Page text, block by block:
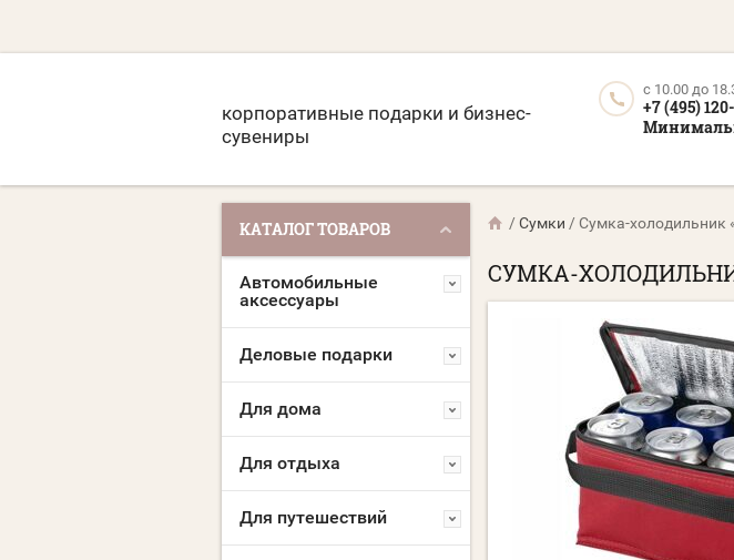
корпоративные подарки и бизнес-
сувениры
c 10.00 до
+7 (495)
КАТАЛОГ ТОВАРОВ
Автомобильные
аксессуары
Деловые подарки
Для дома
Для отдыха
Для путешествий
/Сумки /Сумка-холодильник
СУМКА-